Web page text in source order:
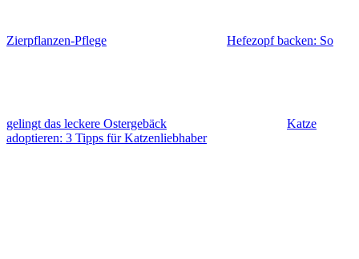
Zierpflanzen-Pflege Hefezopf backen: So
gelingt das leckere Ostergebäck
Katze
adoptieren: 3 Tipps für Katzenliebhaber